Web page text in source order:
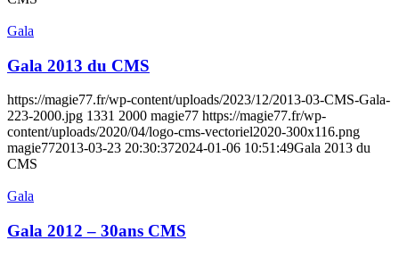
Gala
Gala 2013 du CMS
https://magie77.fr/wp-content/uploads/2023/12/2013-03-CMS-Gala-
223-2000.jpg 1331 2000 magie77 https://magie77.fr/wp-
content/uploads/2020/04/logo-cms-vectoriel2020-300x116.png
magie772013-03-23 20:30:372024-01-06 10:51:49Gala 2013 du
CMS
Gala
Gala 2012 – 30ans CMS